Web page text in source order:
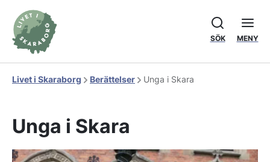
SÖK MENY
Livet i Skaraborg Berättelser Unga i Skara
Unga i Skara